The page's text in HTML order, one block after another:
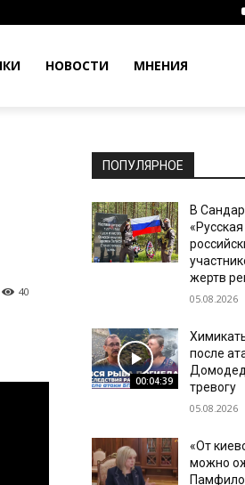
НОВОСТИ МНЕНИЯ
40
ПОПУЛЯРНОЕ
В
жертв
05.08.2026
00:04:39
после
тревогу
05.08.2026
«От
можно